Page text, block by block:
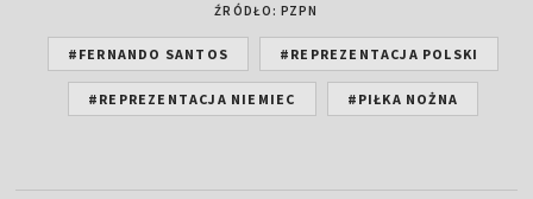
ŹRÓDŁO: PZPN
#FERNANDO SANTOS #REPREZENTACJA POLSKI
#REPREZENTACJA NIEMIEC #PIŁKA NOŻNA